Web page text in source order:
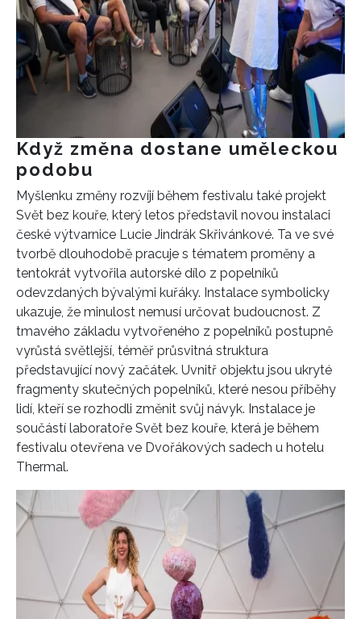
INFORMACE
Když změna dostane uměleckou
podobu
Myšlenku změny rozvíjí během festivalu také projekt
Svět bez kouře, který letos představil novou instalaci
české výtvarnice Lucie Jindrák Skřivánkové. Ta ve své
tvorbě dlouhodobě pracuje s tématem proměny a
tentokrát vytvořila autorské dílo z popelníků
odevzdaných bývalými kuřáky. Instalace symbolicky
ukazuje, že minulost nemusí určovat budoucnost. Z
tmavého základu vytvořeného z popelníků postupně
vyrůstá světlejší, téměř průsvitná struktura
představující nový začátek. Uvnitř objektu jsou ukryté
fragmenty skutečných popelníků, které nesou příběhy
lidí, kteří se rozhodli změnit svůj návyk. Instalace je
součástí laboratoře Svět bez kouře, která je během
festivalu otevřena ve Dvořákových sadech u hotelu
Thermal.